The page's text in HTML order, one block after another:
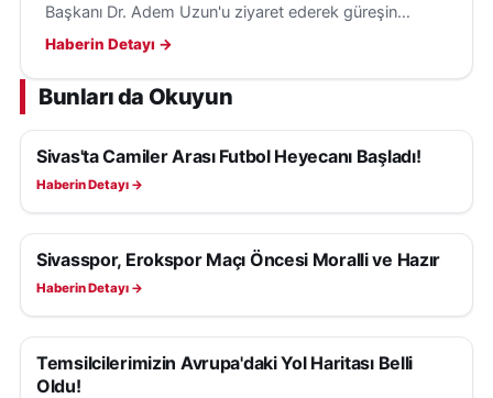
Başkanı Dr. Adem Uzun'u ziyaret ederek güreşin
yaygınlaştırılması ve gençlerin spora kazandırılması
Haberin Detayı →
Bunları da Okuyun
SPOR
Sivas'ta Camiler Arası Futbol Heyecanı Başladı!
Haberin Detayı →
SPOR
Sivasspor, Erokspor Maçı Öncesi Moralli ve Hazır
Haberin Detayı →
SPOR
Temsilcilerimizin Avrupa'daki Yol Haritası Belli
Oldu!